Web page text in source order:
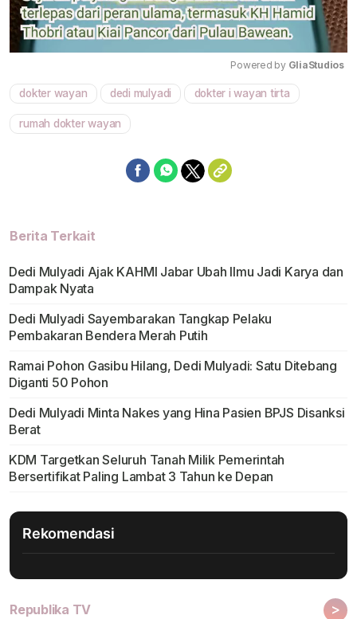
Mute
Powered by GliaStudios
dokter wayan dedi mulyadi dokter i wayan tirta
rumah dokter wayan
Berita Terkait
Dedi Mulyadi Ajak KAHMI Jabar Ubah Ilmu Jadi Karya dan
Dampak Nyata
Dedi Mulyadi Sayembarakan Tangkap Pelaku
Pembakaran Bendera Merah Putih
Ramai Pohon Gasibu Hilang, Dedi Mulyadi: Satu Ditebang
Diganti 50 Pohon
Dedi Mulyadi Minta Nakes yang Hina Pasien BPJS Disanksi
Berat
KDM Targetkan Seluruh Tanah Milik Pemerintah
Bersertifikat Paling Lambat 3 Tahun ke Depan
Rekomendasi
Republika TV >